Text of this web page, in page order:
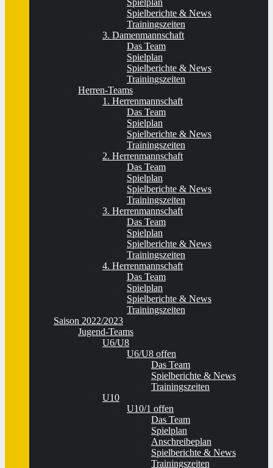
Spielplan
Spielberichte & News
Trainingszeiten
3. Damenmannschaft
Das Team
Spielplan
Spielberichte & News
Trainingszeiten
Herren-Teams
1. Herrenmannschaft
Das Team
Spielplan
Spielberichte & News
Trainingszeiten
2. Herrenmannschaft
Das Team
Spielplan
Spielberichte & News
Trainingszeiten
3. Herrenmannschaft
Das Team
Spielplan
Spielberichte & News
Trainingszeiten
4. Herrenmannschaft
Das Team
Spielplan
Spielberichte & News
Trainingszeiten
Saison 2022/2023
Jugend-Teams
U6/U8
U6/U8 offen
Das Team
Spielberichte & News
Trainingszeiten
U10
U10/1 offen
Das Team
Spielplan
Anschreibeplan
Spielberichte & News
Trainingszeiten